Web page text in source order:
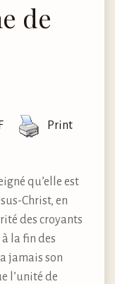
de
Print
qu’elle est
Christ, en
des croyants
la fin des
jamais son
l’unité de